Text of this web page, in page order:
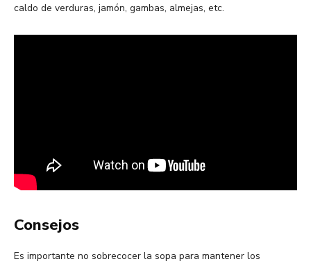
caldo de verduras, jamón, gambas, almejas, etc.
Consejos
Es importante no sobrecocer la sopa para mantener los